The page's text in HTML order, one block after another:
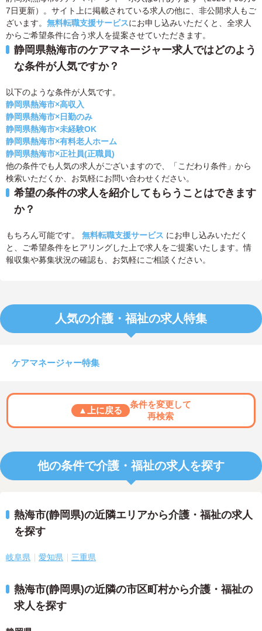
7日更新）。サイト上に掲載されている求人の他に、非公開求人もご
ざいます。 無料転職支援サービスにお申し込みいただくと、全求人
からご希望条件に合う求人を提案させていただきます。
静岡県熱海市のケアマネージャー求人ではどのよう
な条件が人気ですか？
以下のような条件が人気です。
静岡県熱海市×高収入
静岡県熱海市×日勤のみ
静岡県熱海市×未経験OK
静岡県熱海市×有料老人ホーム
静岡県熱海市×正社員(正職員)
他の条件でも人気の求人がございますので、「こだわり条件」から
検索いただくか、お気軽にお問い合わせください。
希望の条件の求人を紹介してもらうことはできます
か？
もちろん可能です。 無料転職支援サービス にお申し込みいただく
と、ご希望条件をヒアリングした上で求人をご提案いたします。情
報収集や募集状況の確認も、お気軽にご相談ください。
人気の介護・福祉の求人特集
ケアマネージャー特集
▲上に戻る
条件を変更して
再検索
他の条件で介護・福祉の求人を探す
熱海市(静岡県)の近隣エリアから介護・福祉の求人
を探す
岐阜県 愛知県 三重県
熱海市(静岡県)の近隣の市区町村から介護・福祉の
求人を探す